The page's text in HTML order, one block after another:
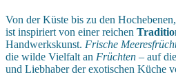
Von der Küste bis zu den
ist inspiriert von einer reichen
Handwerkskunst. Frische
die wilde Vielfalt an Früchten – auf
und Liebhaber der exotischen Küche